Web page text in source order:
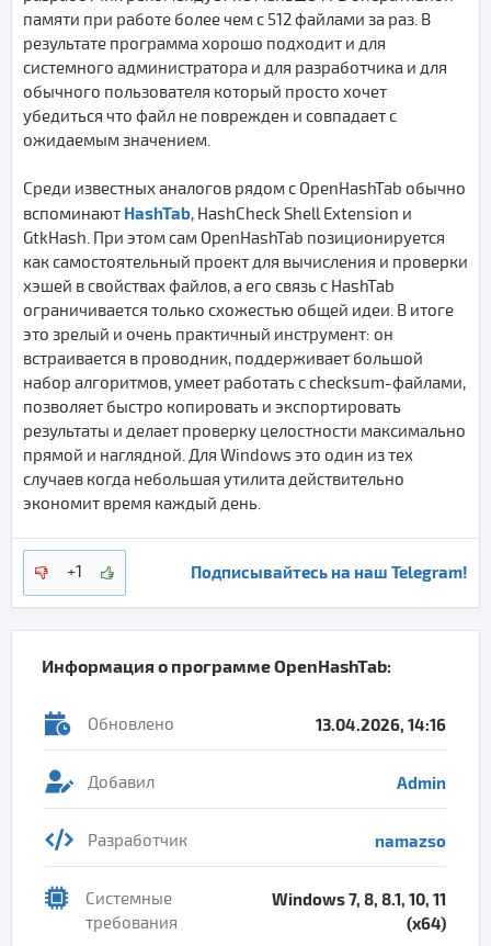
памяти при работе более чем с 512 файлами за раз. В
результате программа хорошо подходит и для
системного администратора и для разработчика и для
обычного пользователя который просто хочет
убедиться что файл не поврежден и совпадает с
ожидаемым значением.
Среди известных аналогов рядом с OpenHashTab обычно
вспоминают HashTab, HashCheck Shell Extension и
GtkHash. При этом сам OpenHashTab позиционируется
как самостоятельный проект для вычисления и проверки
хэшей в свойствах файлов, а его связь с HashTab
ограничивается только схожестью общей идеи. В итоге
это зрелый и очень практичный инструмент: он
встраивается в проводник, поддерживает большой
набор алгоритмов, умеет работать с checksum-файлами,
позволяет быстро копировать и экспортировать
результаты и делает проверку целостности максимально
прямой и наглядной. Для Windows это один из тех
случаев когда небольшая утилита действительно
экономит время каждый день.
+1 Подписывайтесь на наш Telegram!
Информация о программеOpenHashTab:
Обновлено 13.04.2026, 14:16
Добавил Admin
Разработчик namazso
Системные
требования
Windows 7, 8, 8.1, 10, 11
(x64)